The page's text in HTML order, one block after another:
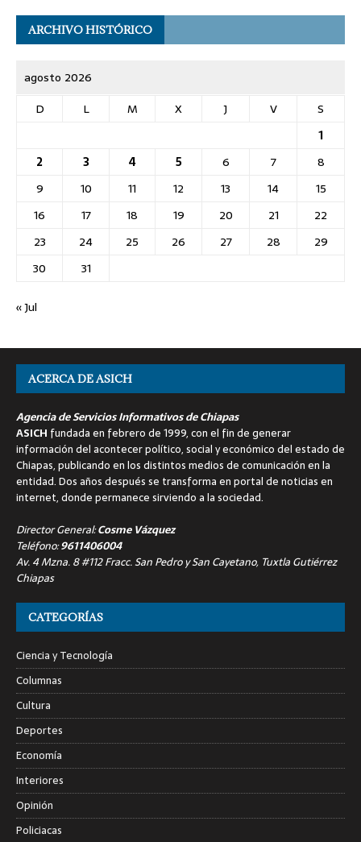
ARCHIVO HISTÓRICO
agosto 2026
D
L M X J V
S
1
2
3 4 5 6 7
8
9
10 11 12 13 14
15
16
17 18 19 20 21
22
23
24 25 26 27 28
29
30
31
« Jul
ACERCA DE ASICH
Agencia de Servicios Informativos de Chiapas
ASICH fundada en febrero de 1999, con el fin de generar
información del acontecer político, social y económico del estado de
Chiapas, publicando en los distintos medios de comunicación en la
entidad. Dos años después se transforma en portal de noticias en
internet, donde permanece sirviendo a la sociedad.
Director General:Cosme Vázquez
Teléfono:9611406004
Av. 4 Mzna. 8 #112 Fracc. San Pedro y San Cayetano, Tuxtla Gutiérrez
Chiapas
CATEGORÍAS
Ciencia y Tecnología
Columnas
Cultura
Deportes
Economía
Interiores
Opinión
Policiacas